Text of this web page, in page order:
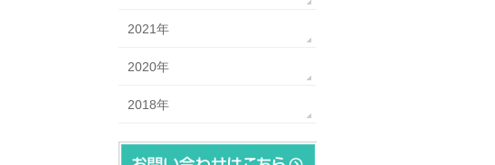
2021年
2020年
2018年